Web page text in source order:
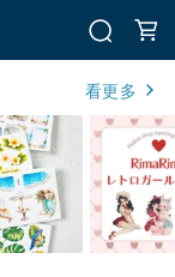
看更多